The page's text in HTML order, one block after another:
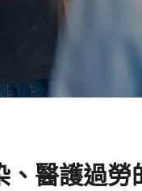
醫護過勞